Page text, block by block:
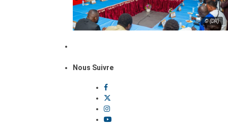
© (DR)
Nous Suivre